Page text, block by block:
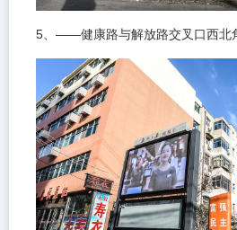
5、 ——健康路与解放路交叉口西北